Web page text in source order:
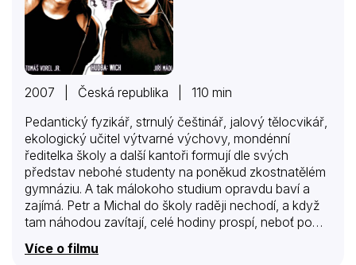
2007 | Česká republika | 110 min
Pedantický fyzikář, strnulý češtinář, jalový tělocvikář,
ekologický učitel výtvarné výchovy, mondénní
ředitelka školy a další kantoři formují dle svých
představ nebohé studenty na poněkud zkostnatělém
gymnáziu. A tak málokoho studium opravdu baví a
zajímá. Petr a Michal do školy raději nechodí, a když
tam náhodou zavítají, celé hodiny prospí, neboť po
nocích stříkají graffiti. Nebezpečné výpravy na
střechy domů, ilegální pronikání do útrob metra,
Více o filmu